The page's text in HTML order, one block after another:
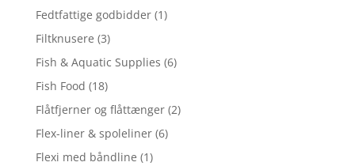
Fedtfattige godbidder (1)
Filtknusere (3)
Fish & Aquatic Supplies (6)
Fish Food (18)
Flåtfjerner og flåttænger (2)
Flex-liner & spoleliner (6)
Flexi med båndline (1)